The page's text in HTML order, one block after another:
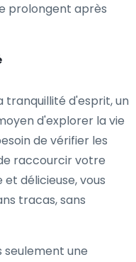
prolongent après
tranquillité d'esprit, un
d'explorer la vie
de vérifier les
raccourcir votre
délicieuse, vous
tracas, sans
seulement une